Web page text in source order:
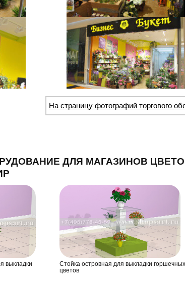
На страницу фотографий торгового
ДЛЯ МАГАЗИНОВ
выкладки
Стойка островная для выкладки горшечных
цветов